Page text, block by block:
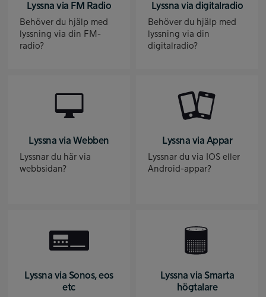
Lyssna via FM Radio
Behöver du hjälp med
lyssning via din FM-
radio?
Lyssna via digitalradio
Behöver du hjälp med
lyssning via din
digitalradio?
Lyssna via Webben
Lyssnar du här via
webbsidan?
Lyssna via Appar
Lyssnar du via IOS eller
Android-appar?
Lyssna via Sonos, eos
etc
Lyssna via Smarta
högtalare